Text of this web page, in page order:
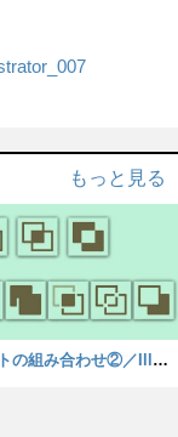
もっと見る
オブジェクトの組み合わせ②／Illust